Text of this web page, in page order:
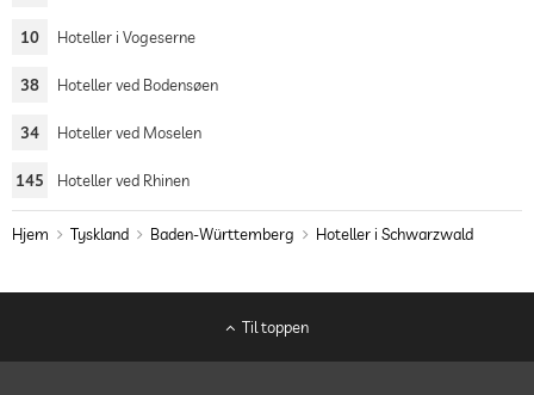
10 Hoteller i Vogeserne
38 Hoteller ved Bodensøen
34 Hoteller ved Moselen
145 Hoteller ved Rhinen
Hjem Tyskland Baden-Württemberg Hoteller i Schwarzwald
Til toppen